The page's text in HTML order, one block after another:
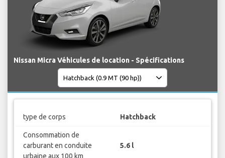
Nissan Micra Véhicules de location - Spécifications
type de corps Hatchback
Consommation de
carburant en conduite
urbaine aux 100 km
5.6 l